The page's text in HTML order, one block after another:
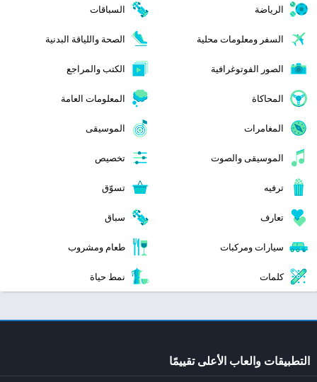
الرياضة السباقات
السفر ومعلومات محلية الصحة واللياقة البدنية
الصور الفوتوغرافية الكتب والمراجع
المحاكاة المعلومات العامة
المغامرات الموسيقى
الموسيقى والصوت تخصيص
ترفيه تسوّق
تعارف سباق
سيارات ومركبات طعام ومشروب
كلمات نمط حياة
التطبيقات والعاب الأعلى تقييمًا